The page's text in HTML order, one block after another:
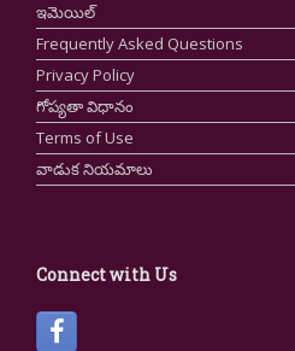
ఇమెయిల్
Frequently Asked Questions
Privacy Policy
గోప్యతా విధానం
Terms of Use
వాడుక నియమాలు
Connect with Us